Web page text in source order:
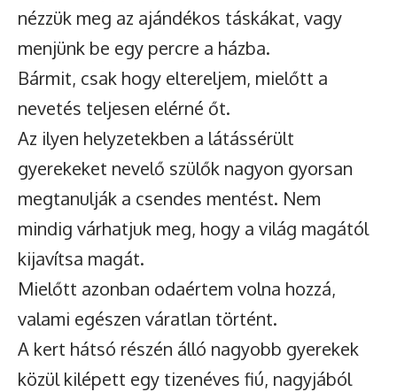
nézzük meg az ajándékos táskákat, vagy
menjünk be egy percre a házba.
Bármit, csak hogy eltereljem, mielőtt a
nevetés teljesen elérné őt.
Az ilyen helyzetekben a látássérült
gyerekeket nevelő szülők nagyon gyorsan
megtanulják a csendes mentést. Nem
mindig várhatjuk meg, hogy a világ magától
kijavítsa magát.
Mielőtt azonban odaértem volna hozzá,
valami egészen váratlan történt.
A kert hátsó részén álló nagyobb gyerekek
közül kilépett egy tizenéves fiú, nagyjából